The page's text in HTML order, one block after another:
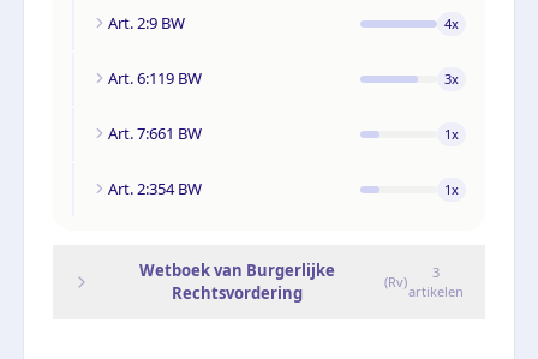
Art. 2:9 BW 4x
Art. 6:119 BW 3x
Art. 7:661 BW 1x
Art. 2:354 BW 1x
Wetboek van Burgerlijke
Rechtsvordering
(Rv)
3
artikelen